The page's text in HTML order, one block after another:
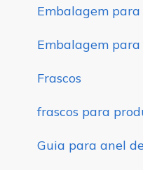
Embalagem
Embalagem para
Frascos
frascos para
Guia para anel